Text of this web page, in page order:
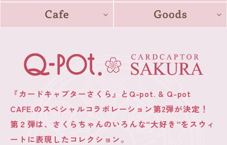
『カードキャプターさくら』とQ-pot. & Q-pot
CAFE.のスペシャルコラボレーション第2弾が決定！
第２弾は、さくらちゃんのいろんな“大好き”をスウィ
ートに表現したコレクション。